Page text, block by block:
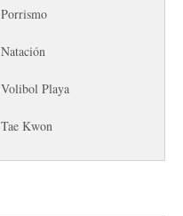
Porrismo
Natación
Volibol Playa
Tae Kwon